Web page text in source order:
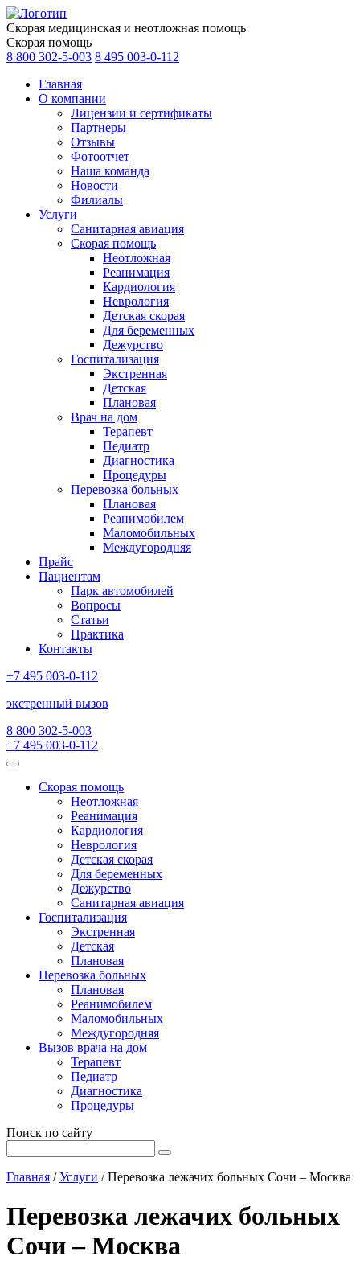
Скорая медицинская и неотложная помощь
Скорая помощь
8 800 302-5-003 8 495 003-0-112
Главная
О компании
Лицензии и сертификаты
Партнеры
Отзывы
Фотоотчет
Наша команда
Новости
Филиалы
Услуги
Санитарная авиация
Скорая помощь
Неотложная
Реанимация
Кардиология
Неврология
Детская скорая
Для беременных
Дежурство
Госпитализация
Экстренная
Детская
Плановая
Врач на дом
Терапевт
Педиатр
Диагностика
Процедуры
Перевозка больных
Плановая
Реанимобилем
Маломобильных
Междугородняя
Прайс
Пациентам
Парк автомобилей
Вопросы
Статьи
Практика
Контакты
+7 495 003-0-112
экстренный вызов
8 800 302-5-003
+7 495 003-0-112
Скорая помощь
Неотложная
Реанимация
Кардиология
Неврология
Детская скорая
Для беременных
Дежурство
Санитарная авиация
Госпитализация
Экстренная
Детская
Плановая
Перевозка больных
Плановая
Реанимобилем
Маломобильных
Междугородняя
Вызов врача на дом
Терапевт
Педиатр
Диагностика
Процедуры
Поиск по сайту
Главная /Услуги /Перевозка лежачих больных Сочи – Москва
Перевозка лежачих больных
Сочи – Москва